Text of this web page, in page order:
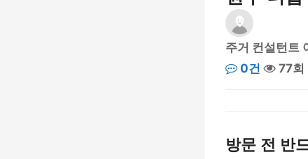
주거 컨설턴트
0건
77회
방문 전 반